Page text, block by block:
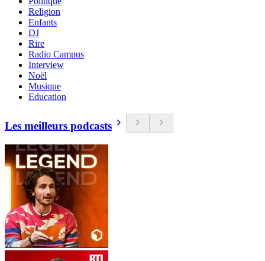
Religion
Enfants
DJ
Rire
Radio Campus
Interview
Noël
Musique
Education
Les meilleurs podcasts